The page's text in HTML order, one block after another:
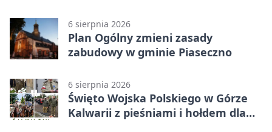
6 sierpnia 2026
Plan Ogólny zmieni zasady
zabudowy w gminie Piaseczno
6 sierpnia 2026
Święto Wojska Polskiego w Górze
Kalwarii z pieśniami i hołdem dla